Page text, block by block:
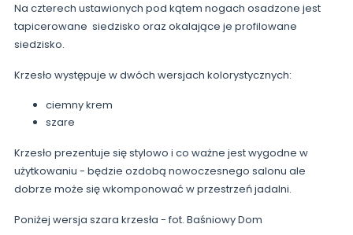
Na czterech ustawionych pod kątem nogach osadzone jest
tapicerowane siedzisko oraz okalające je profilowane
siedzisko.
Krzesło występuje w dwóch wersjach kolorystycznych:
ciemny krem
szare
Krzesło prezentuje się stylowo i co ważne jest wygodne w
użytkowaniu - będzie ozdobą nowoczesnego salonu ale
dobrze może się wkomponować w przestrzeń jadalni.
Poniżej wersja szara krzesła - fot. Baśniowy Dom